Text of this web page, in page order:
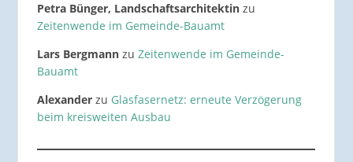
Petra Bünger, Landschaftsarchitektinzu
Zeitenwende im Gemeinde-Bauamt
Lars Bergmannzu Zeitenwende im Gemeinde-
Bauamt
Alexanderzu Glasfasernetz: erneute Verzögerung
beim kreisweiten Ausbau